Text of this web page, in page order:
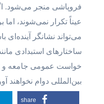
فروپاشی منجر می‌شود.
عیناً تکرار نمی‌شوند،
می‌تواند نشانگر آینده‌ای
ساختارهای استبدادی
خواست عمومی جامعه و
بین‌المللی دوام نخواهند
share